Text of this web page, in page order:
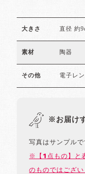
大きさ 直径 約
素材 陶器
その他 電子レ
※お届け
写真はサンプルで
※【1点もの】と
のものではござ